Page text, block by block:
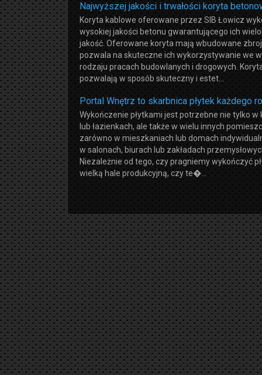
Najwyższej jakości i trwałości koryta
Koryta kablowe oferowane przez SIB Łowicz
wysokiej jakości betonu gwarantującego ich
jakość. Oferowane koryta mają wbudowane
pozwala na skuteczne ich wykorzystywanie we
rodzaju pracach budowlanych i drogowych.
pozwalają w sposób skuteczny i estet...
Portal Wnętrz to skarbnica płytek każdego
Wykończenie płytkami jest potrzebne nie tylko w
lub łazienkach, ale także w wielu innych
zarówno w mieszkaniach lub domach
w salonach, biurach lub zakładach
Niezależnie od tego, czy pragniemy wykończyć
wielką hale produkcyjną, czy te�...